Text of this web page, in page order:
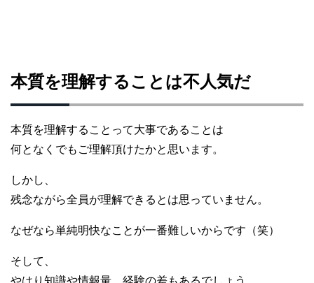
本質を理解することは不人気だ
本質を理解することって大事であることは
何となくでもご理解頂けたかと思います。
しかし、
残念ながら全員が理解できるとは思っていません。
なぜなら単純明快なことが一番難しいからです（笑）
そして、
やはり知識や情報量、経験の差もあるでしょう。